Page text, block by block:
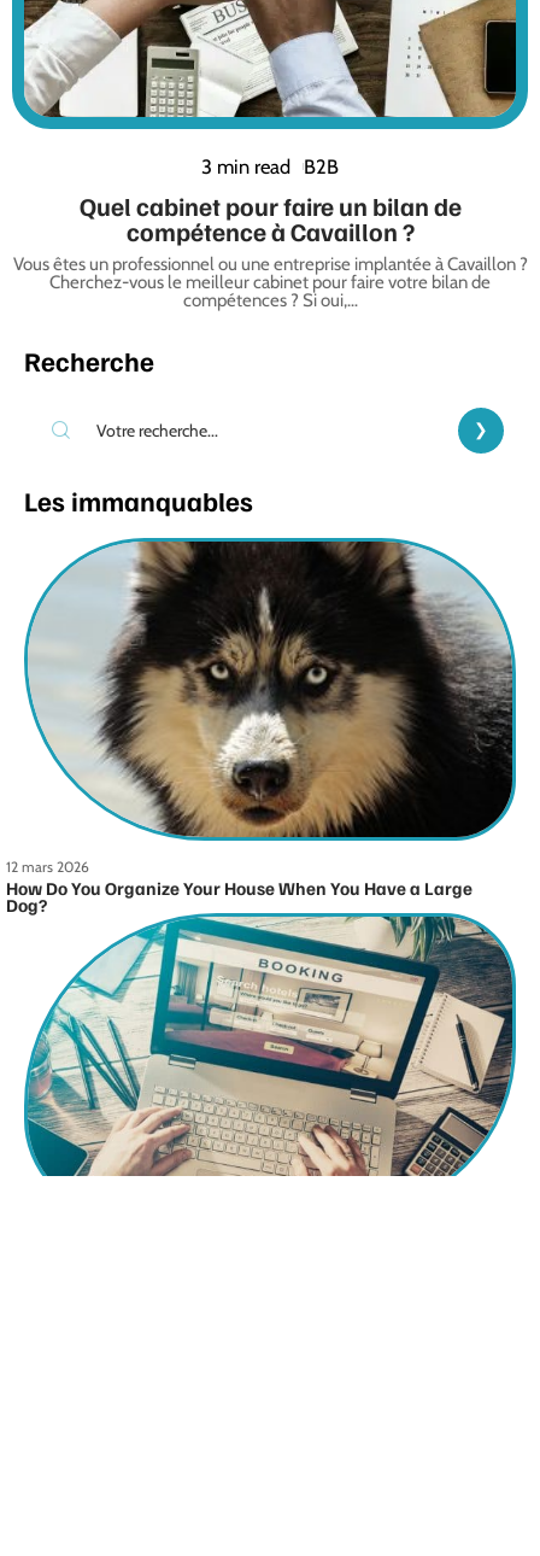
3 min read B2B
Quel cabinet pour faire un bilan de
compétence à Cavaillon ?
Vous êtes un professionnel ou une entreprise implantée à Cavaillon ?
Cherchez-vous le meilleur cabinet pour faire votre bilan de
compétences ? Si oui,…
Recherche
Les immanquables
12 mars 2026
How Do You Organize Your House When You Have a Large
Dog?